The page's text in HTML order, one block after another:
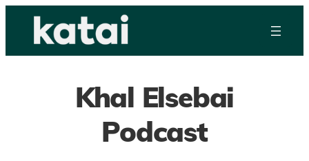
Khal Elsebai
Podcast